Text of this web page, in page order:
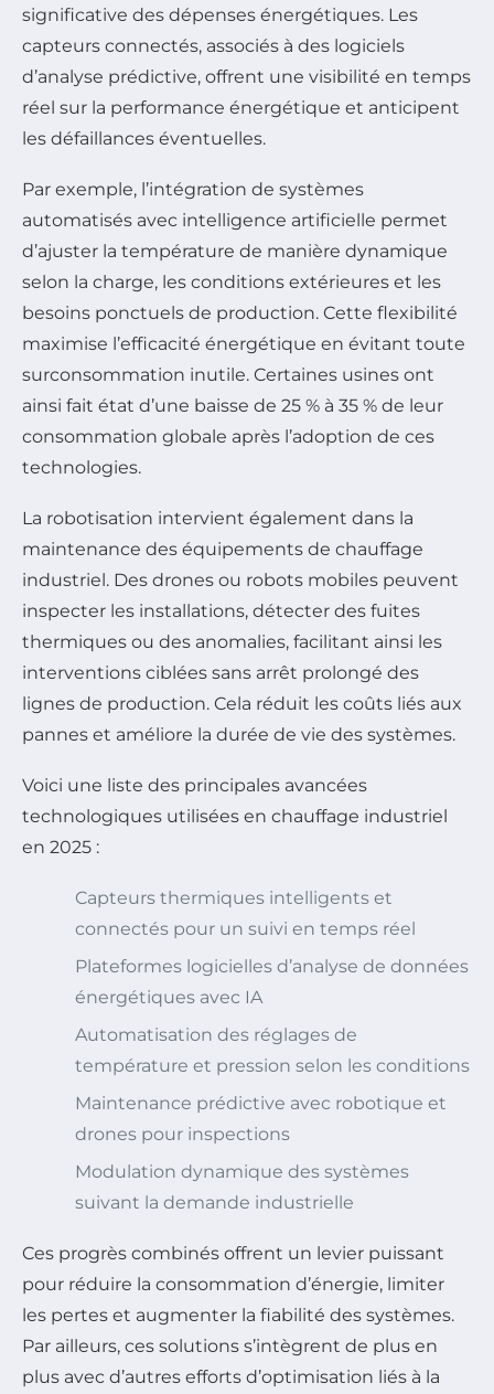
significative des dépenses énergétiques. Les
capteurs connectés, associés à des logiciels
d’analyse prédictive, offrent une visibilité en temps
réel sur la performance énergétique et anticipent
les défaillances éventuelles.
Par exemple, l’intégration de systèmes
automatisés avec intelligence artificielle permet
d’ajuster la température de manière dynamique
selon la charge, les conditions extérieures et les
besoins ponctuels de production. Cette flexibilité
maximise l’efficacité énergétique en évitant toute
surconsommation inutile. Certaines usines ont
ainsi fait état d’une baisse de 25 % à 35 % de leur
consommation globale après l’adoption de ces
technologies.
La robotisation intervient également dans la
maintenance des équipements de chauffage
industriel. Des drones ou robots mobiles peuvent
inspecter les installations, détecter des fuites
thermiques ou des anomalies, facilitant ainsi les
interventions ciblées sans arrêt prolongé des
lignes de production. Cela réduit les coûts liés aux
pannes et améliore la durée de vie des systèmes.
Voici une liste des principales avancées
technologiques utilisées en chauffage industriel
en 2025 :
Capteurs thermiques intelligents et
connectés pour un suivi en temps réel
Plateformes logicielles d’analyse de données
énergétiques avec IA
Automatisation des réglages de
température et pression selon les conditions
Maintenance prédictive avec robotique et
drones pour inspections
Modulation dynamique des systèmes
suivant la demande industrielle
Ces progrès combinés offrent un levier puissant
pour réduire la consommation d’énergie, limiter
les pertes et augmenter la fiabilité des systèmes.
Par ailleurs, ces solutions s’intègrent de plus en
plus avec d’autres efforts d’optimisation liés à la